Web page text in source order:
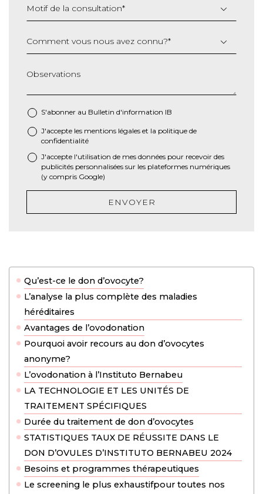
Motif de la consultation*
Comment vous nous avez connu?*
Observations
S'abonner au Bulletin d'information IB
* J'accepte les mentions légales et la politique de
confidentialité
J'accepte l'utilisation de mes données pour recevoir des
publicités personnalisées sur les plateformes numériques
(y compris Google)
ENVOYER
Qu’est-ce le don d’ovocyte?
L’analyse la plus complète des maladies
héréditaires
Avantages de l’ovodonation
Pourquoi avoir recours au don d’ovocytes
anonyme?
L’ovodonation à l’Instituto Bernabeu
LA TECHNOLOGIE ET LES UNITÉS DE
TRAITEMENT SPÉCIFIQUES
Durée du traitement de don d’ovocytes
STATISTIQUES TAUX DE RÉUSSITE DANS LE
DON D’OVULES D’INSTITUTO BERNABEU 2024
Besoins et programmes thérapeutiques
Le screening le plus exhaustifpour toutes nos